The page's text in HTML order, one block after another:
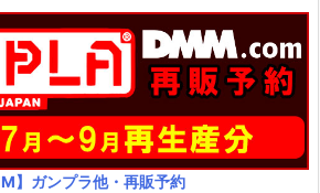
】ガンプラ他・再販予約